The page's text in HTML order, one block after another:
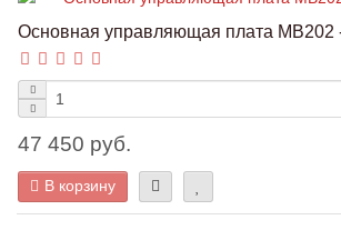
Основная управляющая плата MB202
47 450 руб.
В корзину